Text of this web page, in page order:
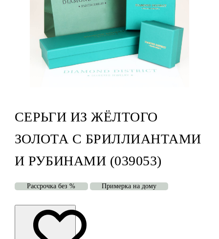
СЕРЬГИ ИЗ ЖЁЛТОГО
ЗОЛОТА С БРИЛЛИАНТАМИ
И РУБИНАМИ (039053)
Рассрочка без % Примерка на дому